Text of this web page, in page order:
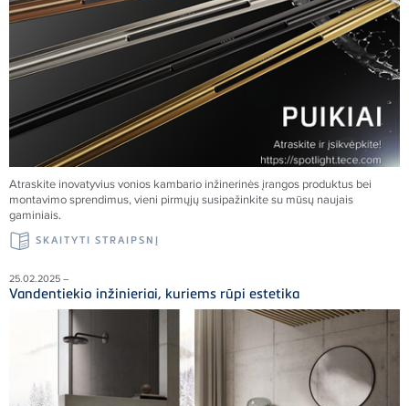
Atraskite inovatyvius vonios kambario inžinerinės įrangos produktus bei
montavimo sprendimus, vieni pirmųjų susipažinkite su mūsų naujais
gaminiais.
SKAITYTI STRAIPSNĮ
25.02.2025 –
Vandentiekio inžinieriai, kuriems rūpi estetika